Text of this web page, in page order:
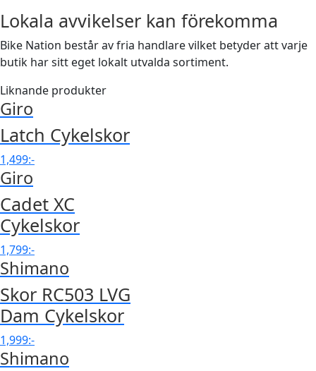
Lokala avvikelser kan förekomma
Bike Nation består av fria handlare vilket betyder att varje
butik har sitt eget lokalt utvalda sortiment.
Liknande produkter
Giro
Latch Cykelskor
1,499:-
Giro
Cadet XC
Cykelskor
1,799:-
Shimano
Skor RC503 LVG
Dam Cykelskor
1,999:-
Shimano